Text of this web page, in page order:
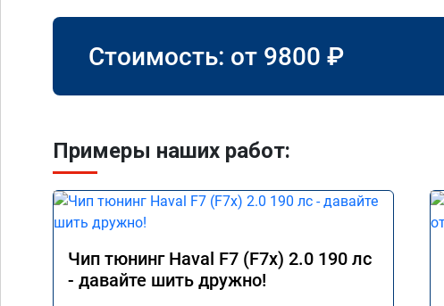
Стоимость: от 9800 ₽
Примеры наших работ:
Чип тюнинг Haval F7 (F7x) 2.0 190 лс
- давайте шить дружно!